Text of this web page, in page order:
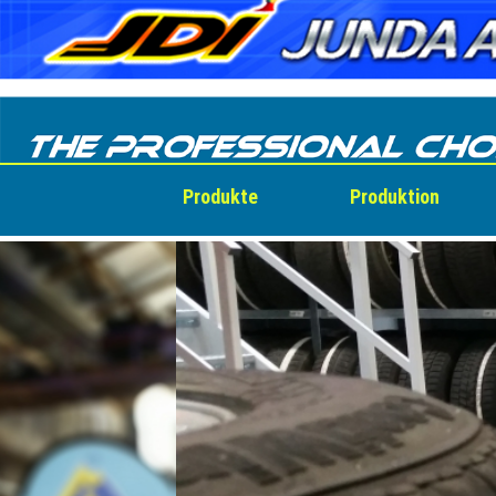
content
Produkte Produktion